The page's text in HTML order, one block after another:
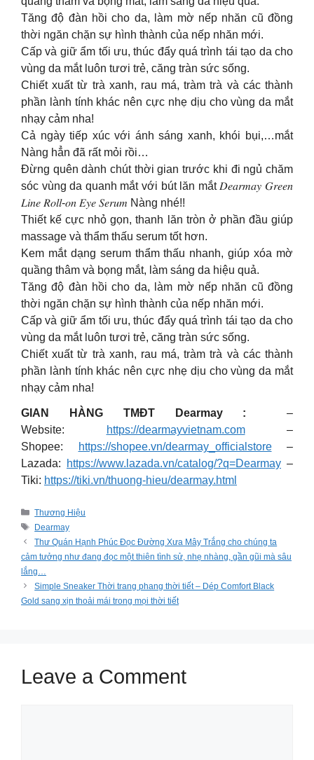
Tăng độ đàn hồi cho da, làm mờ nếp nhăn cũ đồng
thời ngăn chặn sự hình thành của nếp nhăn mới.
Cấp và giữ ẩm tối ưu, thúc đẩy quá trình tái tạo da cho
vùng da mắt luôn tươi trẻ, căng tràn sức sống.
Chiết xuất từ trà xanh, rau má, tràm trà và các thành
phần lành tính khác nên cực nhẹ dịu cho vùng da mắt
nhạy cảm nha!
Cả ngày tiếp xúc với ánh sáng xanh, khói bụi,…mắt
Nàng hẳn đã rất mỏi rồi…
Đừng quên dành chút thời gian trước khi đi ngủ chăm
sóc vùng da quanh mắt với bút lăn mắt 𝐷𝑒𝑎𝑟𝑚𝑎𝑦 𝐺𝑟𝑒𝑒𝑛
𝐿𝑖𝑛𝑒 𝑅𝑜𝑙𝑙-𝑜𝑛 𝐸𝑦𝑒 𝑆𝑒𝑟𝑢𝑚 Nàng nhé!!
Thiết kế cực nhỏ gọn, thanh lăn tròn ở phần đầu giúp
massage và thẩm thấu serum tốt hơn.
Kem mắt dạng serum thẩm thấu nhanh, giúp xóa mờ
quầng thâm và bọng mắt, làm sáng da hiệu quả.
Tăng độ đàn hồi cho da, làm mờ nếp nhăn cũ đồng
thời ngăn chặn sự hình thành của nếp nhăn mới.
Cấp và giữ ẩm tối ưu, thúc đẩy quá trình tái tạo da cho
vùng da mắt luôn tươi trẻ, căng tràn sức sống.
Chiết xuất từ trà xanh, rau má, tràm trà và các thành
phần lành tính khác nên cực nhẹ dịu cho vùng da mắt
nhạy cảm nha!
GIAN HÀNG TMĐT Dearmay :
–
Website:
https://dearmayvietnam.com–
Shopee:
https://shopee.vn/dearmay_officialstore–
Lazada:
https://www.lazada.vn/catalog/?q=Dearmay –
Tiki: https://tiki.vn/thuong-hieu/dearmay.html
Categories
Thương Hiệu
Tags
Dearmay
Thư Quán Hạnh Phúc Đọc Đường Xưa Mây Trắng cho chúng ta
cảm tưởng như đang đọc một thiên tình sử, nhẹ nhàng, gần gũi mà sâu
lắng…
Simple Sneaker Thời trang phang thời tiết – Dép Comfort Black
Gold sang xịn thoải mái trong mọi thời tiết
Leave a Comment